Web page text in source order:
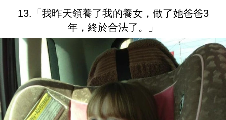
13.「我昨天領養了我的養女，做了她爸爸3
年，終於合法了。」